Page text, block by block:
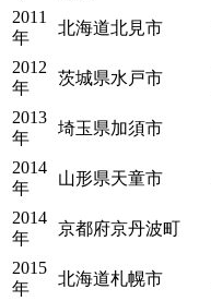
2011
年
北海道北見市
2012
年
茨城県水戸市
2013
年
埼玉県加須市
2014
年
山形県天童市
2014
年
京都府京丹波町
2015
年
北海道札幌市